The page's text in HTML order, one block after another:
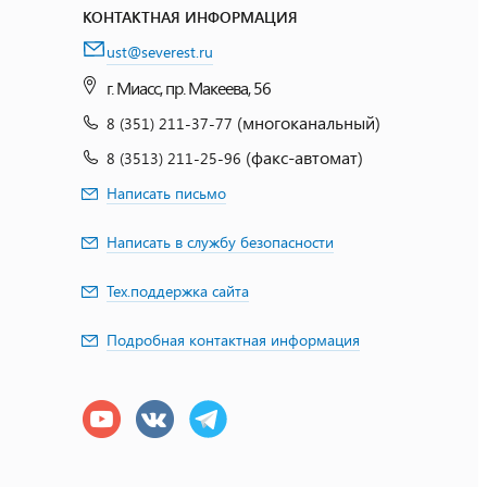
КОНТАКТНАЯ ИНФОРМАЦИЯ
ust@severest.ru
г. Миасс, пр. Макеева, 56
8 (351) 211-37-77 (многоканальный)
8 (3513) 211-25-96 (факс-автомат)
Написать письмо
Написать в службу безопасности
Тех.поддержка сайта
Подробная контактная информация